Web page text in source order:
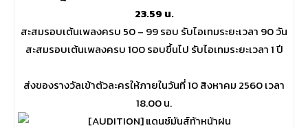
23.59 น.
สะสมรอบเต้นเพลงครบ 50 – 99 รอบ รับไอเทมระยะเวลา 90 วัน
สะสมรอบเต้นเพลงครบ 100 รอบขึ้นไป รับไอเทมระยะเวลา 1 ปี
ส่งของรางวัลเข้าตัวละครให้ภายในวันที่ 10 สิงหาคม 2560 เวลา
18.00 น.